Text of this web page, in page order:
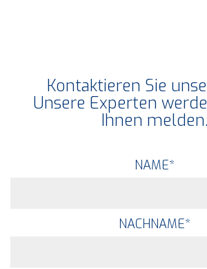
Kontaktieren Sie
Unsere Experten
Ihnen melden.
NAME*
NACHNAME*